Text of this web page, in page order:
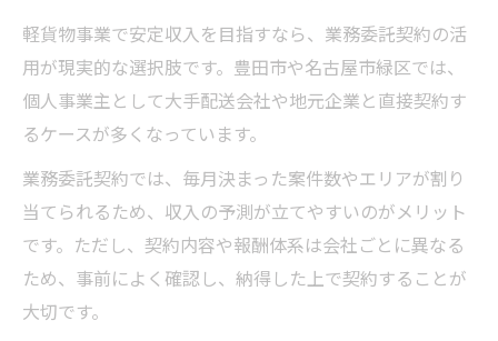
軽貨物事業で安定収入を目指すなら、業務委託契約の活
用が現実的な選択肢です。豊田市や名古屋市緑区では、
個人事業主として大手配送会社や地元企業と直接契約す
るケースが多くなっています。
業務委託契約では、毎月決まった案件数やエリアが割り
当てられるため、収入の予測が立てやすいのがメリット
です。ただし、契約内容や報酬体系は会社ごとに異なる
ため、事前によく確認し、納得した上で契約することが
大切です。